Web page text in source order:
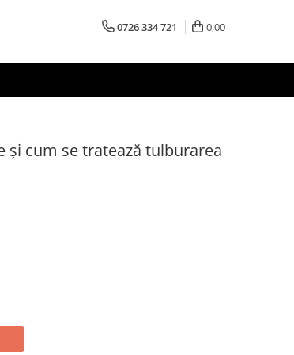
0726 334 721 0,00
și cum se tratează tulburarea